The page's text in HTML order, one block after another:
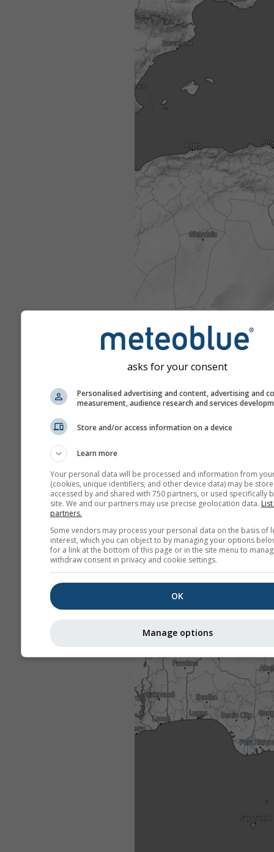
asks for your consent
Personalised advertising and content, advertising and
measurement, audience research and services
Store and/or access information on a device
Learn more
Your personal data will be processed and information from
(cookies, unique identifiers, and other device data) may be
accessed by and shared with 750 partners, or used specifically
site. We and our partners may use precise geolocation data.
partners.
Some vendors may process your personal data on the basis of
interest, which you can object to by managing your options
for a link at the bottom of this page or in the site menu to
withdraw consent in privacy and cookie settings.
OK
Manage options